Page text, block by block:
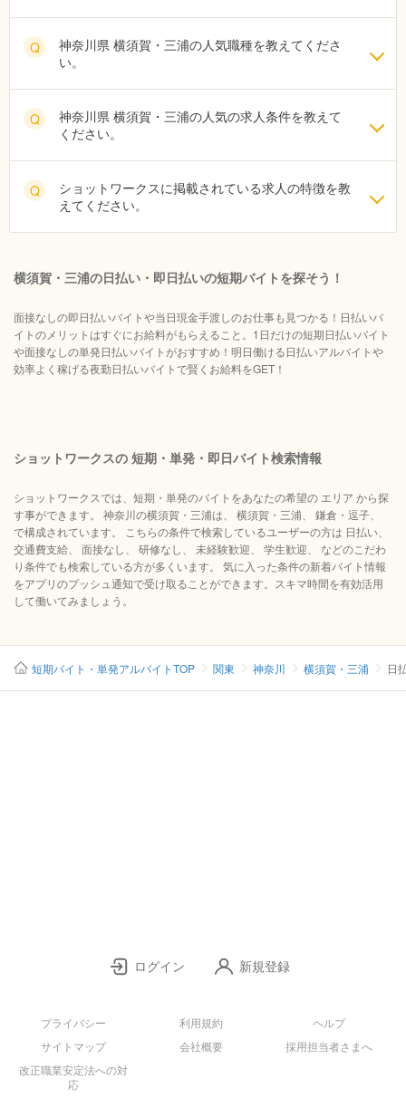
Q
神奈川県 横須賀・三浦の人気職種を教えてくださ
い。
Q
神奈川県 横須賀・三浦の人気の求人条件を教えて
ください。
Q
ショットワークスに掲載されている求人の特徴を教
えてください。
横須賀・三浦の日払い・即日払いの短期バイトを探そう！
面接なしの即日払いバイトや当日現金手渡しのお仕事も見つかる！日払いバ
イトのメリットはすぐにお給料がもらえること。1日だけの短期日払いバイト
や面接なしの単発日払いバイトがおすすめ！明日働ける日払いアルバイトや
効率よく稼げる夜勤日払いバイトで賢くお給料をGET！
ショットワークスの 短期・単発・即日バイト検索情報
ショットワークスでは、短期・単発のバイトをあなたの希望の エリア から探
す事ができます。 神奈川の横須賀・三浦は、 横須賀・三浦、 鎌倉・逗子、
で構成されています。 こちらの条件で検索しているユーザーの方は 日払い、
交通費支給、 面接なし、 研修なし、 未経験歓迎、 学生歓迎、 などのこだわ
り条件でも検索している方が多くいます。 気に入った条件の新着バイト情報
をアプリのプッシュ通知で受け取ることができます。スキマ時間を有効活用
して働いてみましょう。
短期バイト・単発アルバイトTOP 関東 神奈川 横須賀・三浦 日
ログイン 新規登録
プライバシー 利用規約
ヘルプ
サイトマップ
会社概要
採用担当者さまへ
改正職業安定法への対
応